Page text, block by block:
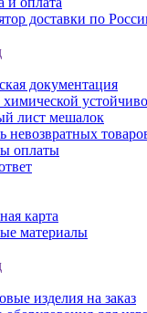
доставки по
документация
лист мешалок
невозвратных
оплаты
карта
материалы
изделия на заказ